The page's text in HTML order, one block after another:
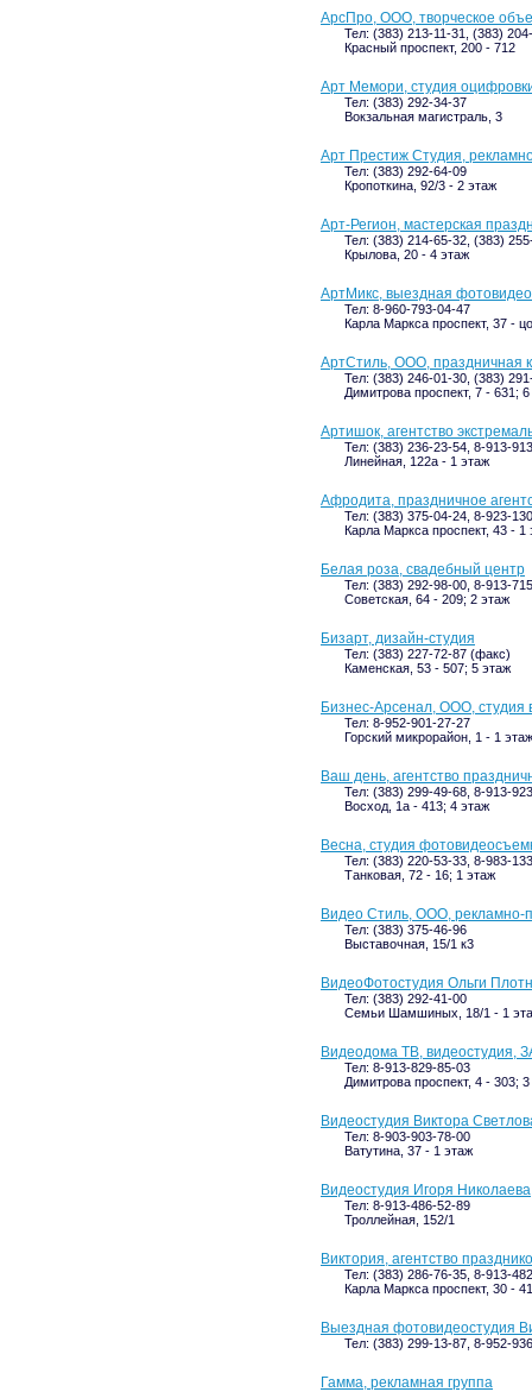
АрсПро, ООО, творческое
Тел: (383) 213-11-31, (383)
Красный проспект, 200 - 712
Арт Мемори, студия
Тел: (383) 292-34-37
Вокзальная магистраль, 3
Арт Престиж Студия,
Тел: (383) 292-64-09
Кропоткина, 92/3 - 2 этаж
Арт-Регион, мастерская
Тел: (383) 214-65-32, (383)
Крылова, 20 - 4 этаж
АртМикс, выездная
Тел: 8-960-793-04-47
Карла Маркса проспект, 37 -
АртСтиль, ООО, праздничная
Тел: (383) 246-01-30, (383)
Димитрова проспект, 7 - 631;
Артишок, агентство
Тел: (383) 236-23-54, 8-913-
Линейная, 122а - 1 этаж
Афродита, праздничное
Тел: (383) 375-04-24, 8-923-
Карла Маркса проспект, 43 - 1
Белая роза, свадебный центр
Тел: (383) 292-98-00, 8-913-
Советская, 64 - 209; 2 этаж
Бизарт, дизайн-студия
Тел: (383) 227-72-87 (факс)
Каменская, 53 - 507; 5 этаж
Бизнес-Арсенал, ООО, студия
Тел: 8-952-901-27-27
Горский микрорайон, 1 - 1 этаж
Ваш день, агентство
Тел: (383) 299-49-68, 8-913-
Восход, 1а - 413; 4 этаж
Весна, студия
Тел: (383) 220-53-33, 8-983-
Танковая, 72 - 16; 1 этаж
Видео Стиль, ООО, рекламно-
Тел: (383) 375-46-96
Выставочная, 15/1 к3
ВидеоФотостудия Ольги
Тел: (383) 292-41-00
Семьи Шамшиных, 18/1 - 1
Видеодома ТВ, видеостудия,
Тел: 8-913-829-85-03
Димитрова проспект, 4 - 303;
Видеостудия Виктора
Тел: 8-903-903-78-00
Ватутина, 37 - 1 этаж
Видеостудия Игоря Николаева
Тел: 8-913-486-52-89
Троллейная, 152/1
Виктория, агентство
Тел: (383) 286-76-35, 8-913-
Карла Маркса проспект, 30 -
Выездная фотовидеостудия
Тел: (383) 299-13-87, 8-952-
Гамма, рекламная группа